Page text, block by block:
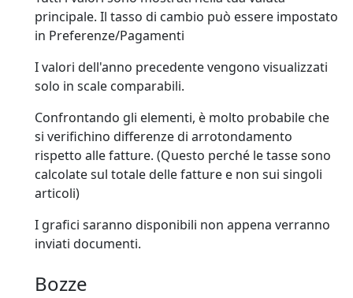
principale. Il tasso di cambio può essere impostato
in Preferenze/Pagamenti
I valori dell'anno precedente vengono visualizzati
solo in scale comparabili.
Confrontando gli elementi, è molto probabile che
si verifichino differenze di arrotondamento
rispetto alle fatture. (Questo perché le tasse sono
calcolate sul totale delle fatture e non sui singoli
articoli)
I grafici saranno disponibili non appena verranno
inviati documenti.
Bozze